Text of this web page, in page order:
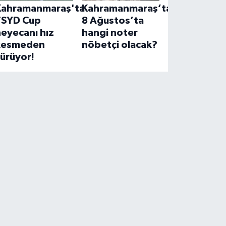
Cup
hız
Kahramanmaraş’ta
8 Ağustos’ta
hangi noter
nöbetçi olacak?